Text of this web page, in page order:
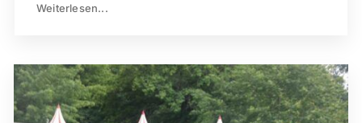
Weiterlesen...